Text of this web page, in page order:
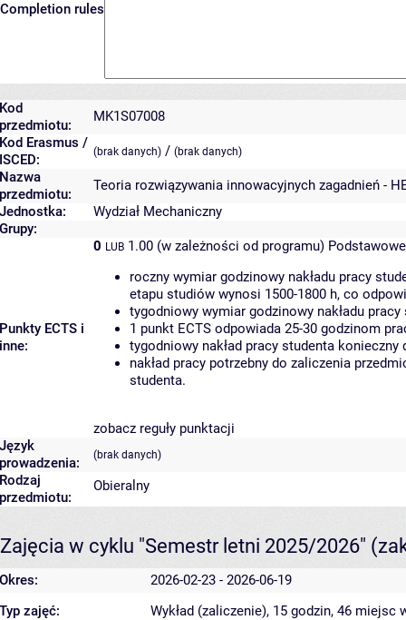
Completion rules
Kod
przedmiotu:
MK1S07008
Kod Erasmus /
ISCED:
(brak danych) / (brak danych)
Nazwa
przedmiotu:
Teoria rozwiązywania innowacyjnych zagadnień -
Jednostka:
Wydział Mechaniczny
Grupy:
Punkty ECTS i
inne:
0 LUB 1.00 (w zależności od programu)
roczny wymiar godzinowy nakładu pracy
etapu studiów wynosi 1500-1800 h, co
tygodniowy wymiar godzinowy nakładu
1 punkt ECTS odpowiada 25-30 godzinom
tygodniowy nakład pracy studenta
nakład pracy potrzebny do zaliczenia
studenta.
zobacz reguły punktacji
Język
prowadzenia:
(brak danych)
Rodzaj
przedmiotu:
Obieralny
Zajęcia w cyklu "Semestr letni 2025/2026"
Okres:
2026-02-23 - 2026-06-19
Typ zajęć:
Wykład (zaliczenie), 15 godzin, 46 miejsc